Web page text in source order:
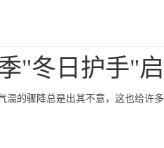
"冬日护手"
温的骤降总是出其不意，这也给许